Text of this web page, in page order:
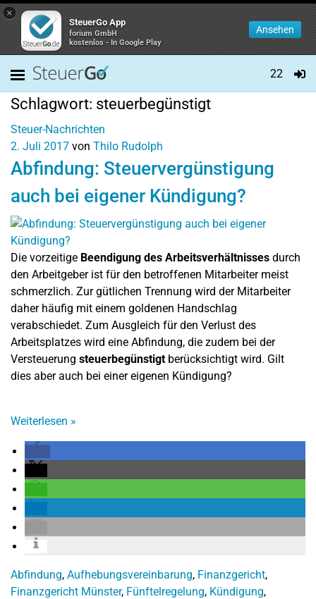
×
SteuerGo App
forium GmbH
kostenlos - In Google Play
Ansehen
22
Schlagwort: steuerbegünstigt
Steuer-Nachrichten
2. Juli 2017 von Thilo Rudolph
Abfindung: Steuervergünstigung
auch bei eigener Kündigung?
Die vorzeitige Beendigung des Arbeitsverhältnisses durch
den Arbeitgeber ist für den betroffenen Mitarbeiter meist
schmerzlich. Zur gütlichen Trennung wird der Mitarbeiter
daher häufig mit einem goldenen Handschlag
verabschiedet. Zum Ausgleich für den Verlust des
Arbeitsplatzes wird eine Abfindung, die zudem bei der
Versteuerung steuerbegünstigtberücksichtigt wird. Gilt
dies aber auch bei einer eigenen Kündigung?
Weiterlesen »
Abfindung, Aufhebungsvereinbarung, Finanzgericht,
Finanzgericht Münster, Fünftelregelung, Kündigung,